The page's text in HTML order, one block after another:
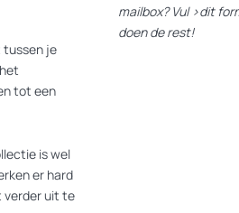
tussen je
tot een
is wel
er hard
verder uit te
mailbox? Vul >dit
doen de rest!